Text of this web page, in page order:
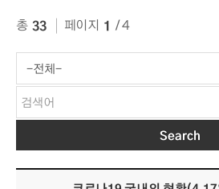
총 33 페이지 1 / 4
코로나바이러스 - COVID-19목록으로번호,제목,작성자,조회수,등록일,첨부파일로 나열 되고 있습니다.